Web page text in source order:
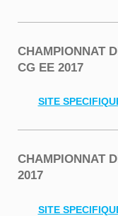
CHAMPIONNAT
CG EE 2017
SITE
CHAMPIONNAT
2017
SITE